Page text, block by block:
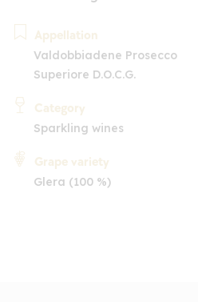
Appellation
Valdobbiadene Prosecco
Superiore D.O.C.G.
Category
Sparkling wines
Grape variety
Glera (100 %)